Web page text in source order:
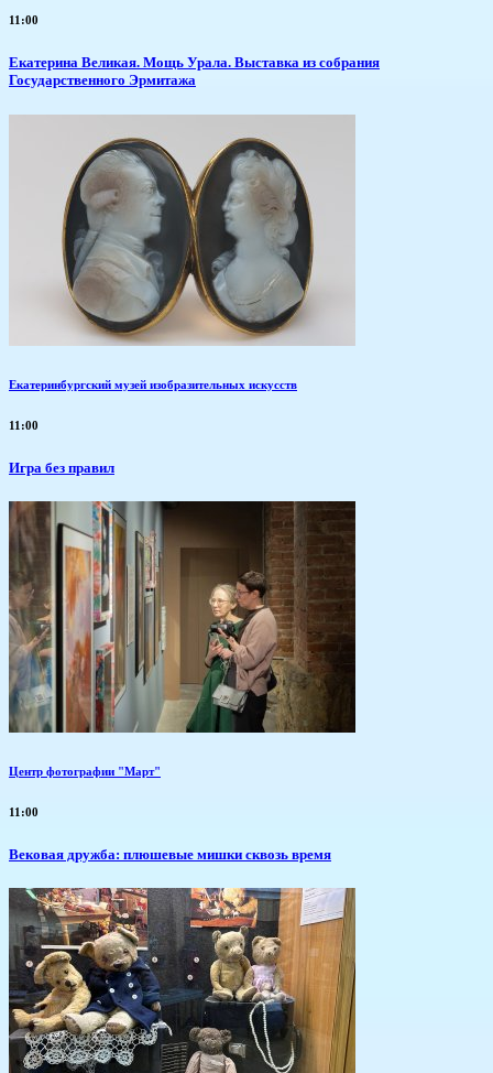
11:00
​Екатерина Великая. Мощь Урала. Выставка из собрания
Государственного Эрмитажа
Екатеринбургский музей изобразительных искусств
11:00
​Игра без правил
Центр фотографии "Март"
11:00
Вековая дружба: плюшевые мишки сквозь время